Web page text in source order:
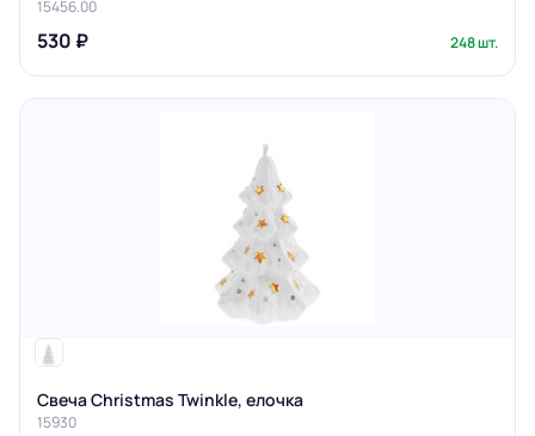
15456.00
530 ₽ 248 шт.
Свеча Christmas Twinkle, елочка
15930